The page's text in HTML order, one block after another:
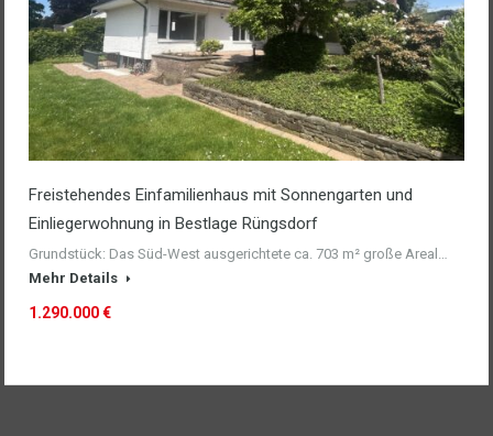
Freistehendes Einfamilienhaus mit Sonnengarten und
Einliegerwohnung in Bestlage Rüngsdorf
Grundstück: Das Süd-West ausgerichtete ca. 703 m² große Areal…
Mehr Details
1.290.000 €